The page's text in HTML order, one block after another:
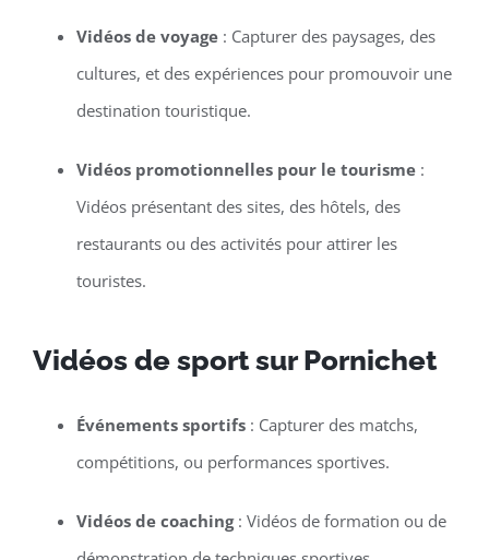
Vidéos de voyage: Capturer des paysages, des
cultures, et des expériences pour promouvoir une
destination touristique.
Vidéos promotionnelles pour le tourisme:
Vidéos présentant des sites, des hôtels, des
restaurants ou des activités pour attirer les
touristes.
Vidéos de sport sur Pornichet
Événements sportifs: Capturer des matchs,
compétitions, ou performances sportives.
Vidéos de coaching: Vidéos de formation ou de